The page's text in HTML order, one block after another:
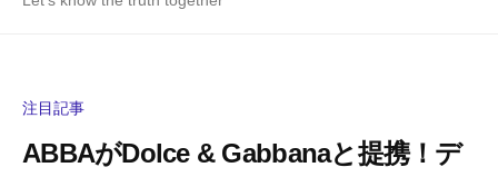
注目記事
ABBAがDolce & Gabbanaと提携！デ